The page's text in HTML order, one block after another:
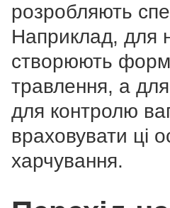
розробляють
Наприклад, для
створюють
травлення, а
для контролю
враховувати ці
харчування.